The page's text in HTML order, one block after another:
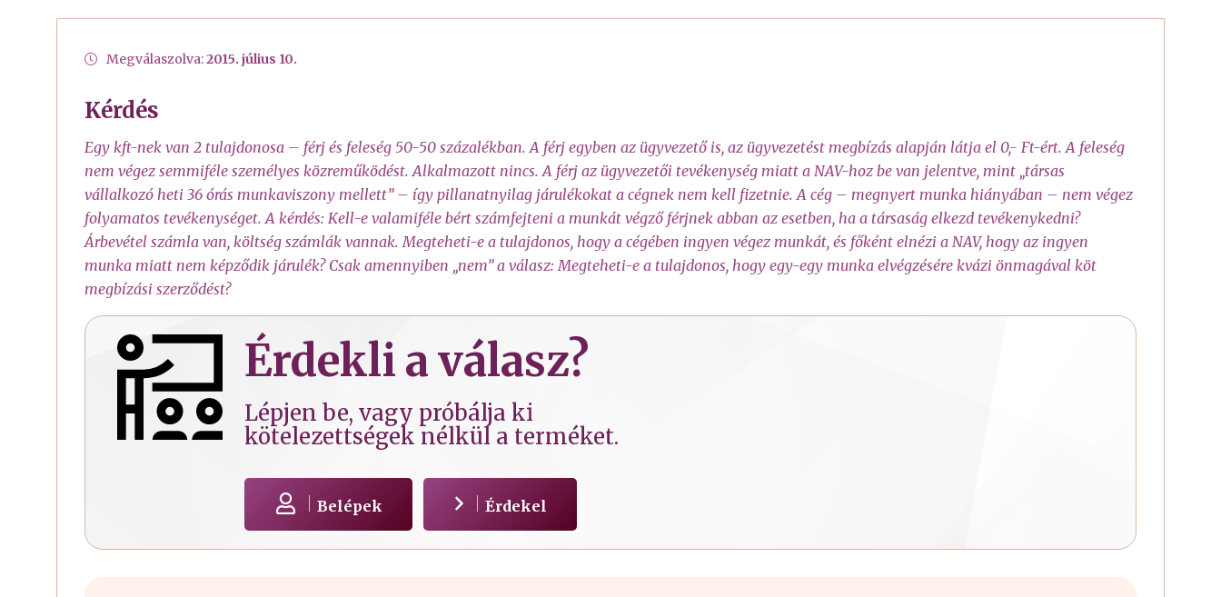
Megválaszolva:2015. július 10.
Kérdés
Egy kft-nek van 2 tulajdonosa – férj és feleség 50-50 százalékban. A férj egyben az ügyvezető is, az ügyvezetést megbízás alapján látja el 0,- Ft-ért. A feleség
nem végez semmiféle személyes közreműködést. Alkalmazott nincs. A férj az ügyvezetői tevékenység miatt a NAV-hoz be van jelentve, mint „társas
vállalkozó heti 36 órás munkaviszony mellett” – így pillanatnyilag járulékokat a cégnek nem kell fizetnie. A cég – megnyert munka hiányában – nem végez
folyamatos tevékenységet. A kérdés: Kell-e valamiféle bért számfejteni a munkát végző férjnek abban az esetben, ha a társaság elkezd tevékenykedni?
Árbevétel számla van, költség számlák vannak. Megteheti-e a tulajdonos, hogy a cégében ingyen végez munkát, és főként elnézi a NAV, hogy az ingyen
munka miatt nem képződik járulék? Csak amennyiben „nem” a válasz: Megteheti-e a tulajdonos, hogy egy-egy munka elvégzésére kvázi önmagával köt
megbízási szerződést?
Érdekli a válasz?
Lépjen be, vagy próbálja ki
kötelezettségek nélkül a terméket.
Belépek Érdekel